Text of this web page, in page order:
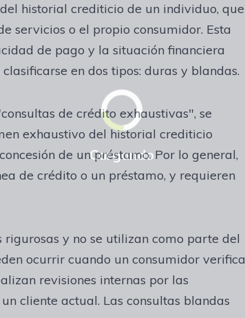
historial crediticio de un individuo, que
servicios o el propio consumidor. Esta
de pago y la situación financiera
en dos tipos: duras y blandas.
de crédito exhaustivas", se
exhaustivo del historial crediticio
de un préstamo. Por lo general,
de crédito o un préstamo, y requieren
rigurosas y no se utilizan como parte del
ocurrir cuando un consumidor verifica
revisiones internas por las
cliente actual. Las consultas blandas